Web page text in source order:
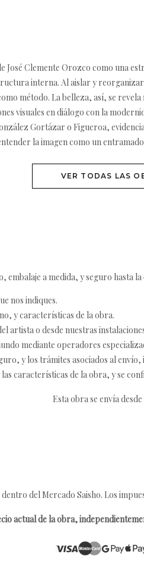
José Clemente Orozco como una
interna. Al aislar y
método. La belleza, así, se
visuales en diálogo con la
Gortázar o Figueroa,
la imagen como un
VER TODAS LAS
a medida, y seguro hasta
nos indiques.
y características de la obra.
artista o desde nuestras
mediante operadores
y los trámites asociados al
características de la obra, y se
Esta obra se envía desde
del Mercado Saisho. Los
actual de la obra,